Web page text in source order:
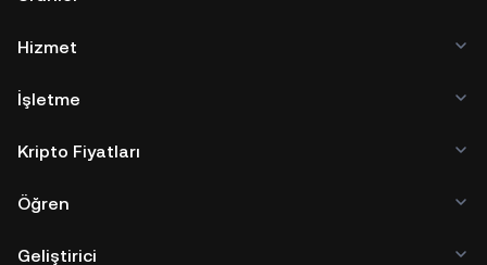
Hizmet
İşletme
Kripto Fiyatları
Öğren
Geliştirici